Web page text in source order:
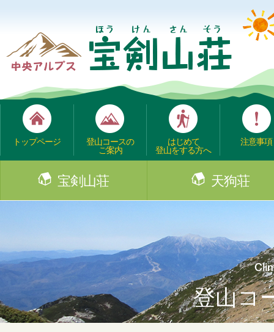
トップページ
登山コースの
ご案内
はじめて
登山をする方へ
注意事項
宝剣山荘 天狗荘
登山コ